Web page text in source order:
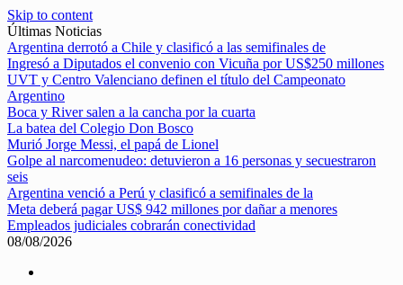
Skip to content
Últimas Noticias
Argentina derrotó a Chile y clasificó a las semifinales de
Ingresó a Diputados el convenio con Vicuña por US$250 millones
UVT y Centro Valenciano definen el título del Campeonato
Argentino
Boca y River salen a la cancha por la cuarta
La batea del Colegio Don Bosco
Murió Jorge Messi, el papá de Lionel
Golpe al narcomenudeo: detuvieron a 16 personas y secuestraron
seis
Argentina venció a Perú y clasificó a semifinales de la
Meta deberá pagar US$ 942 millones por dañar a menores
Empleados judiciales cobrarán conectividad
08/08/2026